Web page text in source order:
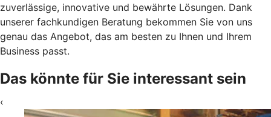
zuverlässige, innovative und bewährte Lösungen. Dank
unserer fachkundigen Beratung bekommen Sie von uns
genau das Angebot, das am besten zu Ihnen und Ihrem
Business passt.
Das könnte für Sie interessant sein
‹